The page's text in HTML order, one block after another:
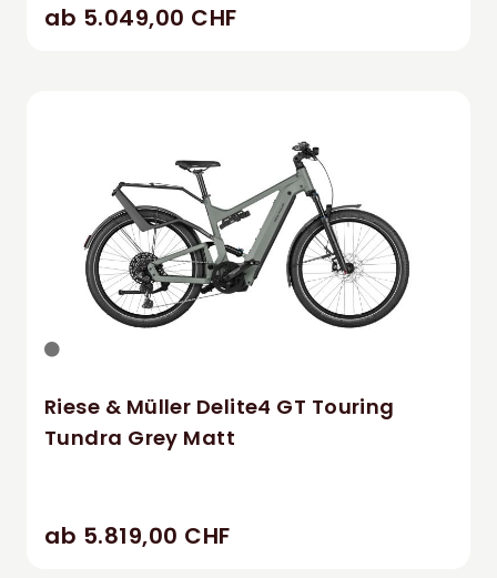
ab 5.049,00 CHF
Riese & Müller Delite4 GT Touring
Tundra Grey Matt
ab 5.819,00 CHF